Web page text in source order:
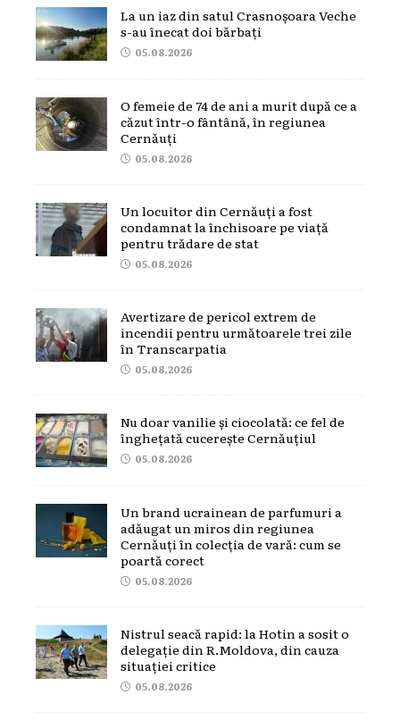
La un iaz din satul Crasnoșoara Veche
s-au înecat doi bărbați
05.08.2026
O femeie de 74 de ani a murit după ce a
căzut într-o fântână, în regiunea
Cernăuți
05.08.2026
Un locuitor din Cernăuți a fost
condamnat la închisoare pe viață
pentru trădare de stat
05.08.2026
Avertizare de pericol extrem de
incendii pentru următoarele trei zile
în Transcarpatia
05.08.2026
Nu doar vanilie și ciocolată: ce fel de
înghețată cucerește Cernăuțiul
05.08.2026
Un brand ucrainean de parfumuri a
adăugat un miros din regiunea
Cernăuți în colecția de vară: cum se
poartă corect
05.08.2026
Nistrul seacă rapid: la Hotin a sosit o
delegație din R.Moldova, din cauza
situației critice
05.08.2026